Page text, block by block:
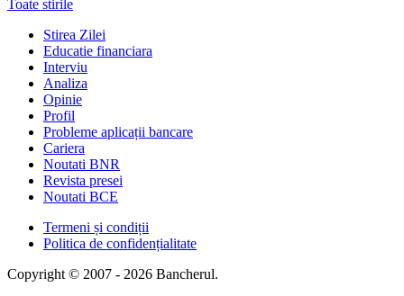
Toate stirile
Stirea Zilei
Educatie financiara
Interviu
Analiza
Opinie
Profil
Probleme aplicații bancare
Cariera
Noutati BNR
Revista presei
Noutati BCE
Termeni și condiții
Politica de confidențialitate
Copyright © 2007 - 2026 Bancherul.